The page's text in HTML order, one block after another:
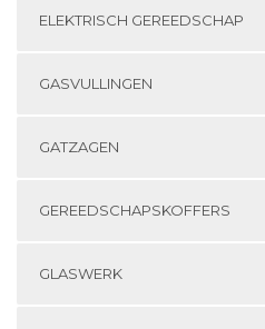
ELEKTRISCH GEREEDSCHAP
GASVULLINGEN
GATZAGEN
GEREEDSCHAPSKOFFERS
GLASWERK